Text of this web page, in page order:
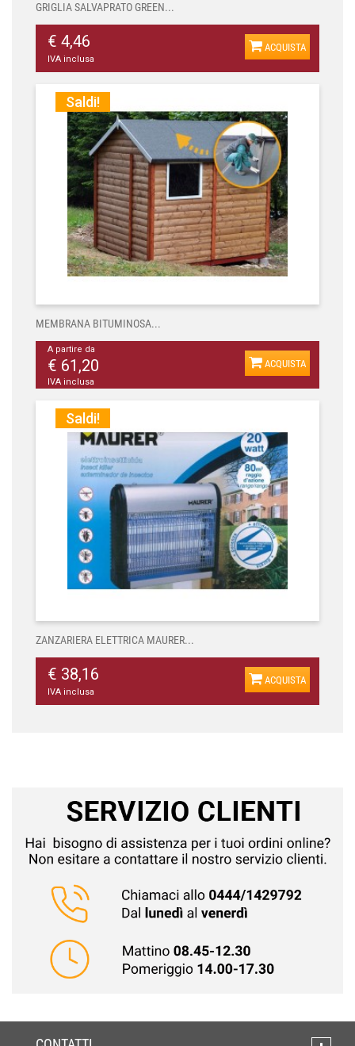
GRIGLIA SALVAPRATO GREEN...
€ 4,46
IVA inclusa
ACQUISTA
Saldi!
MEMBRANA BITUMINOSA...
A partire da
€ 61,20
IVA inclusa
ACQUISTA
Saldi!
ZANZARIERA ELETTRICA MAURER...
€ 38,16
IVA inclusa
ACQUISTA